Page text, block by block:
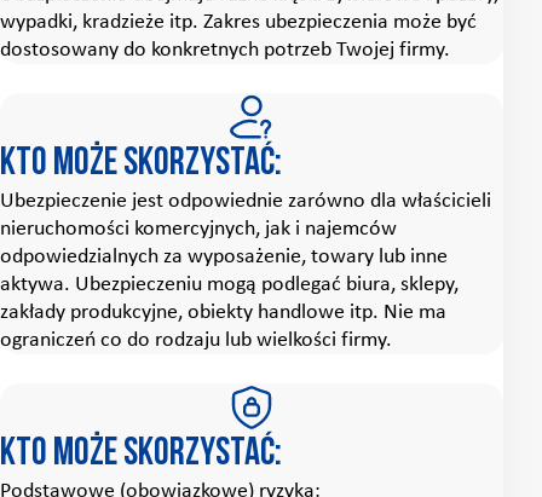
wypadki, kradzieże itp. Zakres ubezpieczenia może być
dostosowany do konkretnych potrzeb Twojej firmy.
Kto może skorzystać:
Ubezpieczenie jest odpowiednie zarówno dla właścicieli
nieruchomości komercyjnych, jak i najemców
odpowiedzialnych za wyposażenie, towary lub inne
aktywa. Ubezpieczeniu mogą podlegać biura, sklepy,
zakłady produkcyjne, obiekty handlowe itp. Nie ma
ograniczeń co do rodzaju lub wielkości firmy.
Kto może skorzystać:
Podstawowe (obowiązkowe) ryzyka: